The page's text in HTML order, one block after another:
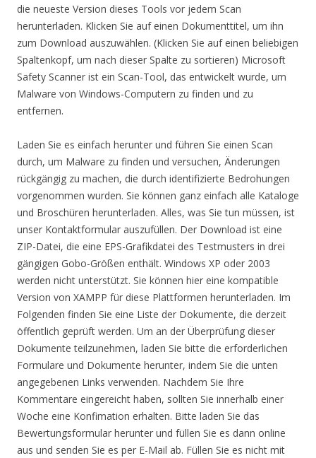
die neueste Version dieses Tools vor jedem Scan
herunterladen. Klicken Sie auf einen Dokumenttitel, um ihn
zum Download auszuwählen. (Klicken Sie auf einen beliebigen
Spaltenkopf, um nach dieser Spalte zu sortieren) Microsoft
Safety Scanner ist ein Scan-Tool, das entwickelt wurde, um
Malware von Windows-Computern zu finden und zu
entfernen.
Laden Sie es einfach herunter und führen Sie einen Scan
durch, um Malware zu finden und versuchen, Änderungen
rückgängig zu machen, die durch identifizierte Bedrohungen
vorgenommen wurden. Sie können ganz einfach alle Kataloge
und Broschüren herunterladen. Alles, was Sie tun müssen, ist
unser Kontaktformular auszufüllen. Der Download ist eine
ZIP-Datei, die eine EPS-Grafikdatei des Testmusters in drei
gängigen Gobo-Größen enthält. Windows XP oder 2003
werden nicht unterstützt. Sie können hier eine kompatible
Version von XAMPP für diese Plattformen herunterladen. Im
Folgenden finden Sie eine Liste der Dokumente, die derzeit
öffentlich geprüft werden. Um an der Überprüfung dieser
Dokumente teilzunehmen, laden Sie bitte die erforderlichen
Formulare und Dokumente herunter, indem Sie die unten
angegebenen Links verwenden. Nachdem Sie Ihre
Kommentare eingereicht haben, sollten Sie innerhalb einer
Woche eine Konfimation erhalten. Bitte laden Sie das
Bewertungsformular herunter und füllen Sie es dann online
aus und senden Sie es per E-Mail ab. Füllen Sie es nicht mit